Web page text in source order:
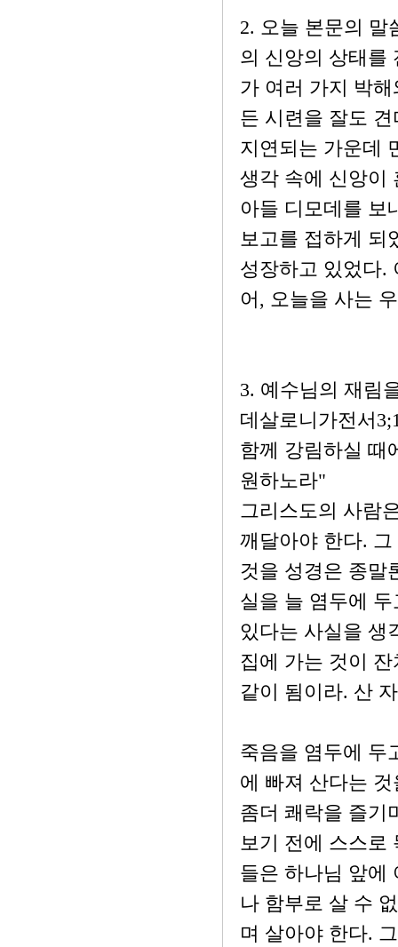
2. 오늘 본문의 말
의 신앙의 상태를
가 여러 가지 박
든 시련을 잘도
지연되는 가운데
생각 속에 신앙이
아들 디모데를 보
보고를 접하게 되
성장하고 있었다.
어, 오늘을 사는
3. 예수님의 재림
데살로니가전서
함께 강림하실 때
원하노라"
그리스도의 사람
깨달아야 한다.
것을 성경은 종말
실을 늘 염두에
있다는 사실을 생
집에 가는 것이
같이 됨이라. 산
죽음을 염두에 두
에 빠져 산다는
좀더 쾌락을 즐기
보기 전에 스스로
들은 하나님 앞에
나 함부로 살 수
며 살아야 한다.